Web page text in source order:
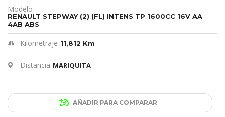
Modelo
RENAULT STEPWAY (2) (FL) INTENS TP 1600CC 16V AA
4AB ABS
Kilometraje 11,812 Km
Distancia MARIQUITA
AÑADIR PARA COMPARAR